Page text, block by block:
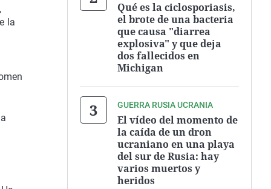
la
Qué es la ciclosporiasis,
el brote de una bacteria
que causa "diarrea
explosiva" y que deja
dos fallecidos en
Michigan
GUERRA RUSIA UCRANIA
El vídeo del momento de
la caída de un dron
ucraniano en una playa
del sur de Rusia: hay
varios muertos y
heridos